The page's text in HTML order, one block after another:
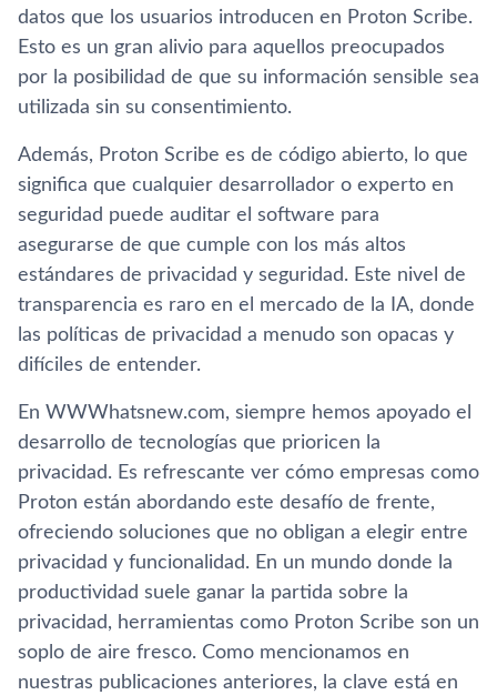
datos que los usuarios introducen en Proton Scribe.
Esto es un gran alivio para aquellos preocupados
por la posibilidad de que su información sensible sea
utilizada sin su consentimiento.
Además, Proton Scribe es de código abierto, lo que
significa que cualquier desarrollador o experto en
seguridad puede auditar el software para
asegurarse de que cumple con los más altos
estándares de privacidad y seguridad. Este nivel de
transparencia es raro en el mercado de la IA, donde
las políticas de privacidad a menudo son opacas y
difíciles de entender.
En WWWhatsnew.com, siempre hemos apoyado el
desarrollo de tecnologías que prioricen la
privacidad. Es refrescante ver cómo empresas como
Proton están abordando este desafío de frente,
ofreciendo soluciones que no obligan a elegir entre
privacidad y funcionalidad. En un mundo donde la
productividad suele ganar la partida sobre la
privacidad, herramientas como Proton Scribe son un
soplo de aire fresco. Como mencionamos en
nuestras publicaciones anteriores, la clave está en